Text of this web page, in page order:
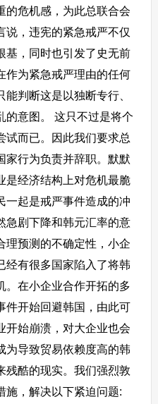
的危机感，为此总联合会
说，违宪的紧急戒严不仅
基，同时也引发了史无前
作为紧急戒严理由的任何
判断这是以独断专行、
的意图。 这只不过是将个
试而已。因此我们要求总
家行为负责并辞职。默默
是经济结构上对危机最脆
一起是戒严事件造成的冲
急剧下降和韩元汇率的意
理预测的不确定性，小企
经有很多国家陷入了将韩
。在小企业合作开拓的多
件开始回避韩国，由此可
开始崩溃，对大企业也会
为导致贸易依赖度高的韩
残酷的现实。我们强烈敦
施，解决以下紧迫问题: